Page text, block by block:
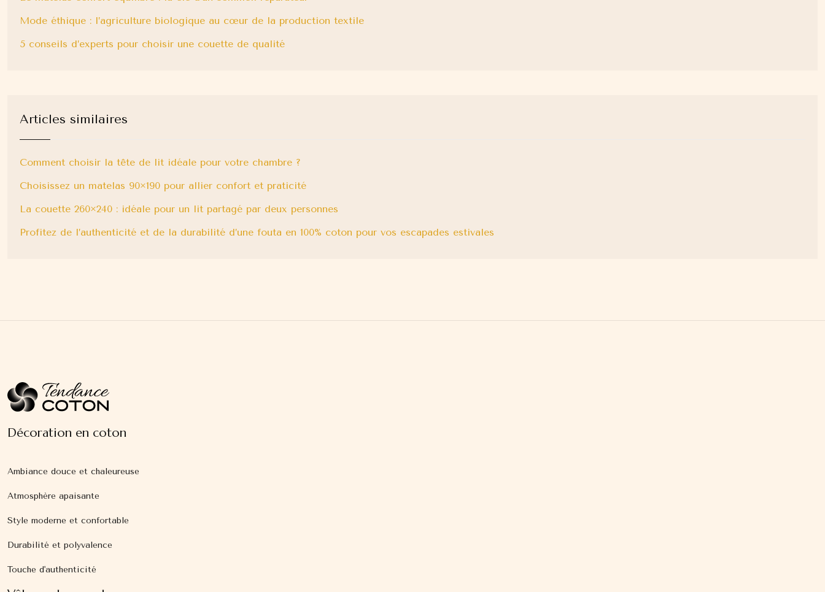
Mode éthique : l’agriculture biologique au cœur de la production textile
5 conseils d’experts pour choisir une couette de qualité
Articles similaires
Comment choisir la tête de lit idéale pour votre chambre ?
Choisissez un matelas 90×190 pour allier confort et praticité
La couette 260×240 : idéale pour un lit partagé par deux personnes
Profitez de l’authenticité et de la durabilité d’une fouta en 100% coton pour vos escapades estivales
Décoration en coton
Ambiance douce et chaleureuse
Atmosphère apaisante
Style moderne et confortable
Durabilité et polyvalence
Touche d'authenticité